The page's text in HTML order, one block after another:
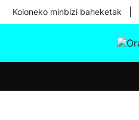
Koloneko minbizi baheketak